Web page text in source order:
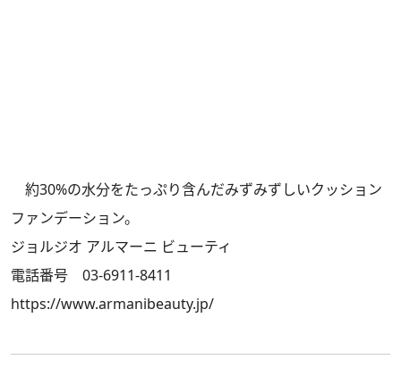
約30%の水分をたっぷり含んだみずみずしいクッション
ファンデーション。
ジョルジオ アルマーニ ビューティ
電話番号 03-6911-8411
https://www.armanibeauty.jp/